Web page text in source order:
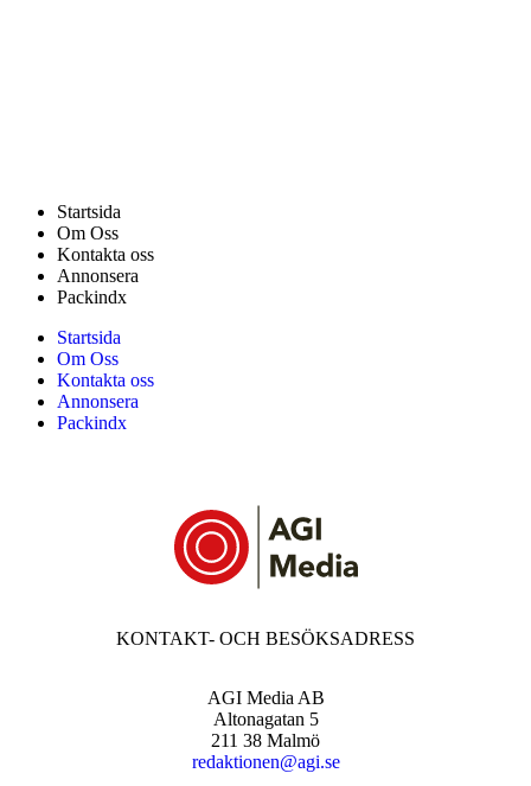
Startsida
Om Oss
Kontakta oss
Annonsera
Packindx
Startsida
Om Oss
Kontakta oss
Annonsera
Packindx
KONTAKT- OCH BESÖKSADRESS
AGI Media AB
Altonagatan 5
211 38 Malmö
redaktionen@agi.se